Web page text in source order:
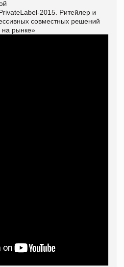
2015. Ритейлер и
совместных решений
на рынке»